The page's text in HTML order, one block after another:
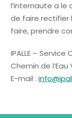
l’internaute a le
de faire rectifier
faire, prendre
IPALLE –
Chemin de l’Eau
E-mail :